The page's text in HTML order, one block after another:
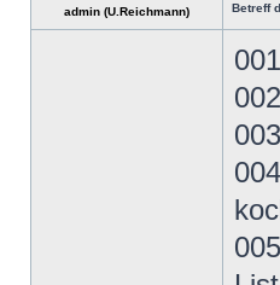
admin (U.Reichmann) Betreff